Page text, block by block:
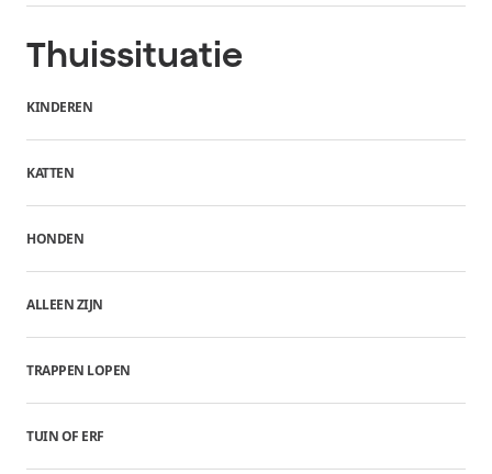
Thuissituatie
KINDEREN
KATTEN
HONDEN
ALLEEN ZIJN
TRAPPEN LOPEN
TUIN OF ERF